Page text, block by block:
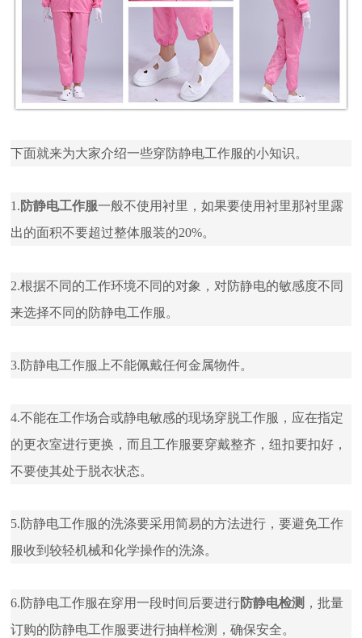
下面就来为大家介绍一些穿防静电工作服的小知识。
1. 防静电工作服一般不使用衬里，如果要使用衬里那衬里露
出的面积不要超过整体服装的20%。
2.根据不同的工作环境不同的对象，对防静电的敏感度不同
来选择不同的防静电工作服。
3.防静电工作服上不能佩戴任何金属物件。
4.不能在工作场合或静电敏感的现场穿脱工作服，应在指定
的更衣室进行更换，而且工作服要穿戴整齐，纽扣要扣好，
不要使其处于脱衣状态。
5.防静电工作服的洗涤要采用简易的方法进行，要避免工作
服收到较轻机械和化学操作的洗涤。
6.防静电工作服在穿用一段时间后要进行防静电检测 ，批量
订购的防静电工作服要进行抽样检测，确保安全。